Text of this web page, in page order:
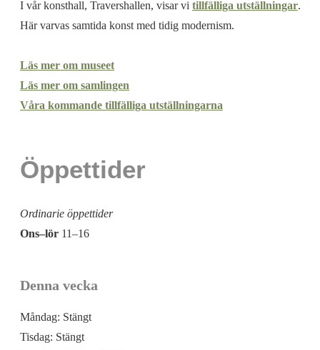
I vår konsthall, Travershallen, visar vi tillfälliga utställningar.
Här varvas samtida konst med tidig modernism.
Läs mer om museet
Läs mer om samlingen
Våra kommande tillfälliga utställningarna
Öppettider
Ordinarie öppettider
Ons–lör 11–16
Denna vecka
Måndag: Stängt
Tisdag: Stängt